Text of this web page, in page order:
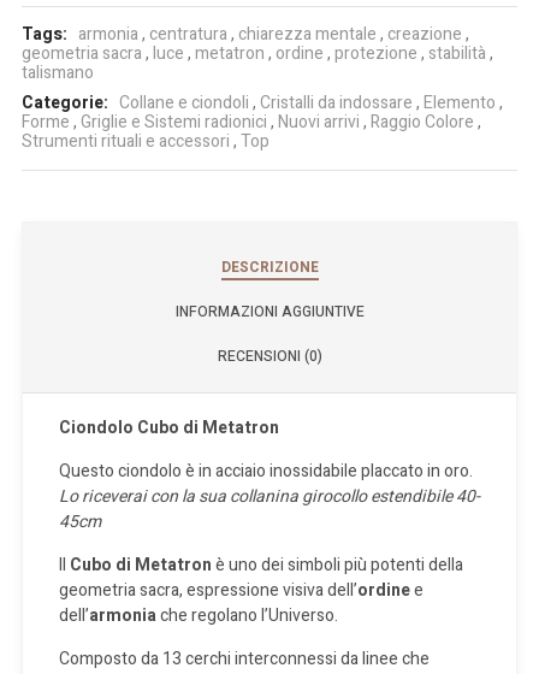
Tags: armonia, centratura, chiarezza mentale, creazione,
geometria sacra,luce,metatron, ordine,protezione, stabilità,
talismano
Categorie: Collane e ciondoli,Cristalli da indossare,Elemento,
Forme,Griglie e Sistemi radionici,Nuovi arrivi,Raggio Colore,
Strumenti rituali e accessori,Top
DESCRIZIONE
INFORMAZIONI AGGIUNTIVE
RECENSIONI (0)
Ciondolo Cubo di Metatron
Questo ciondolo è in acciaio inossidabile placcato in oro.
Lo riceverai con la sua collanina girocollo estendibile 40-
45cm
Il Cubo di Metatronè uno dei simboli più potenti della
geometria sacra, espressione visiva dell’ordinee
dell’armoniache regolano l’Universo.
Composto da 13 cerchi interconnessi da linee che